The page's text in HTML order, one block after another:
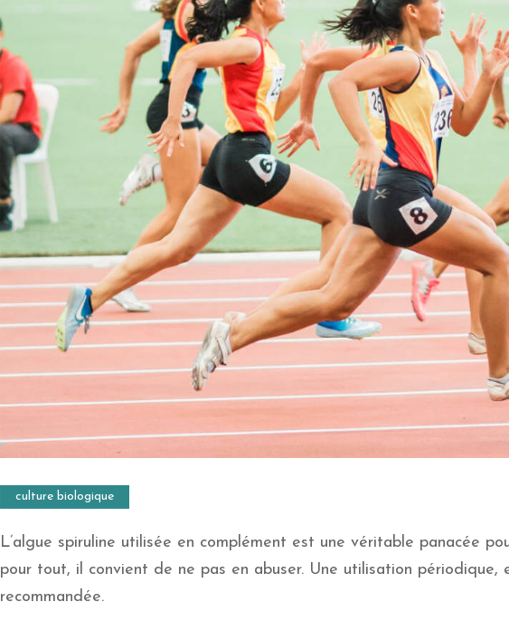
culture biologique
L’algue spiruline utilisée en complément est une véritable panacée
pour tout, il convient de ne pas en abuser. Une utilisation périodique,
recommandée.